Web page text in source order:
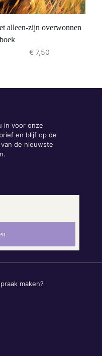
alleen-zijn overwonnen
€7,50
in voor onze
en blijf op de
de nieuwste
maken?